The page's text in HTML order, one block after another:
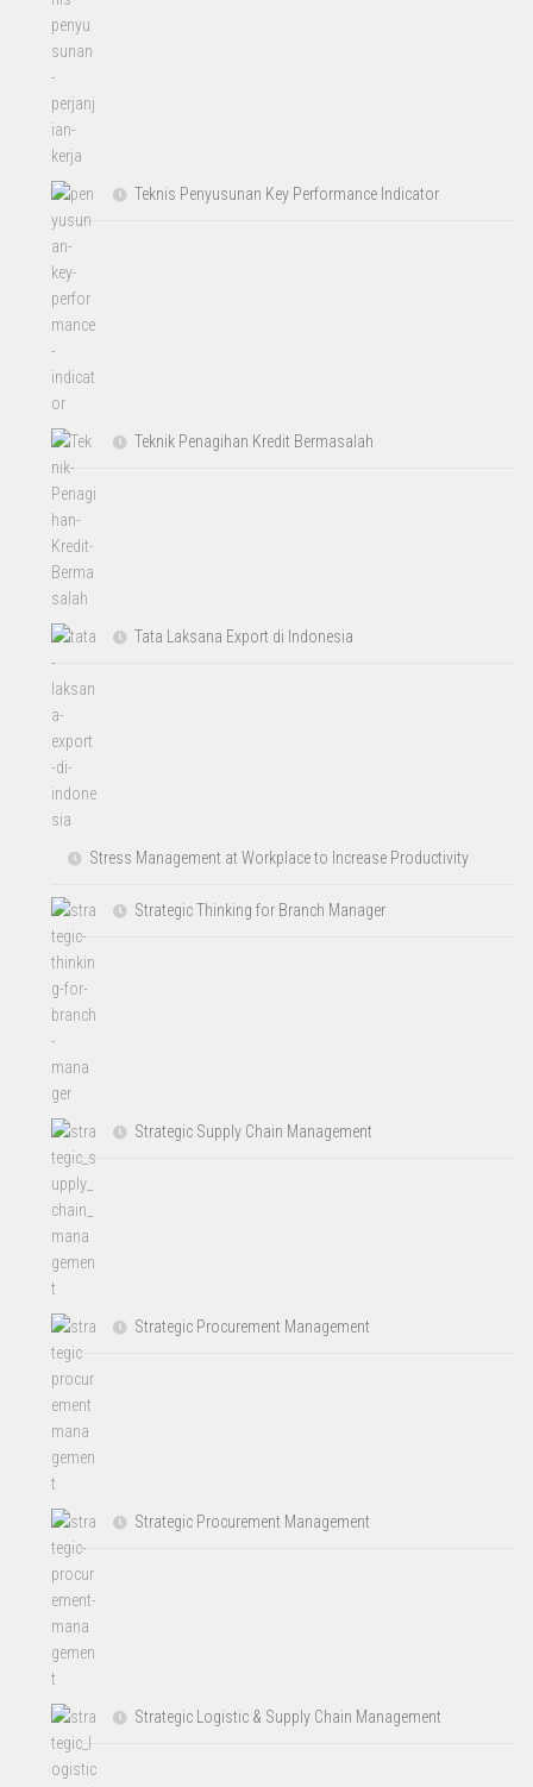
Teknis Penyusunan Key Performance Indicator
Teknik Penagihan Kredit Bermasalah
Tata Laksana Export di Indonesia
Stress Management at Workplace to Increase Productivity
Strategic Thinking for Branch Manager
Strategic Supply Chain Management
Strategic Procurement Management
Strategic Procurement Management
Strategic Logistic & Supply Chain Management